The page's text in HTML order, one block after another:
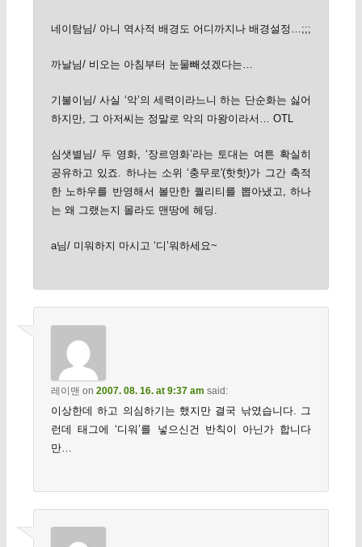
네이탐님/ 아니 역사적 배경도 어디까지나 배경설정…;;;
까날님/ 비오는 아침부터 눈물빼셨겠다는…
기불이님/ 사실 ‘악’의 세력이라느니 하는 단순화는 싫어
하지만, 그 아저씨는 정말로 악의 마왕이라서… OTL
심샛별님/ 두 영화, ‘장르영화’라는 토대는 여튼 확실히
공유하고 있죠. 하나는 소위 ‘충무로'(핫핫)가 그간 축적
한 노하우를 반영해서 볼만한 퀄리티를 뽑아냈고, 하나
는 왜 그랬는지 몰라도 맨땅에 헤딩.
a님/ 미워하지 마시고 ‘디’워하세요~
레이맨 on 2007. 08. 16. at 9:37 am said:
이상한데 하고 의심하기는 했지만 결국 낚였습니다. 그
런데 태그에 ‘디워’를 넣으신건 반칙이 아닌가 합니다
만…